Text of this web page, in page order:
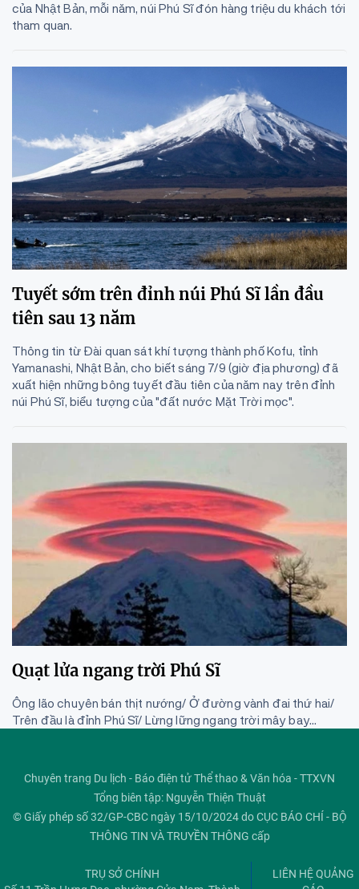
của Nhật Bản, mỗi năm, núi Phú Sĩ đón hàng triệu du khách tới
tham quan.
Tuyết sớm trên đỉnh núi Phú Sĩ lần đầu
tiên sau 13 năm
Thông tin từ Đài quan sát khí tượng thành phố Kofu, tỉnh
Yamanashi, Nhật Bản, cho biết sáng 7/9 (giờ địa phương) đã
xuất hiện những bông tuyết đầu tiên của năm nay trên đỉnh
núi Phú Sĩ, biểu tượng của "đất nước Mặt Trời mọc".
Quạt lửa ngang trời Phú Sĩ
Ông lão chuyên bán thịt nướng/ Ở đường vành đai thứ hai/
Trên đầu là đỉnh Phú Sĩ/ Lừng lững ngang trời mây bay...
Chuyên trang Du lịch - Báo điện tử Thể thao & Văn hóa - TTXVN
Tổng biên tập: Nguyễn Thiện Thuật
© Giấy phép số 32/GP-CBC ngày 15/10/2024 do CỤC BÁO CHÍ - BỘ
THÔNG TIN VÀ TRUYỀN THÔNG cấp
TRỤ SỞ CHÍNH
LIÊN HỆ QUẢNG